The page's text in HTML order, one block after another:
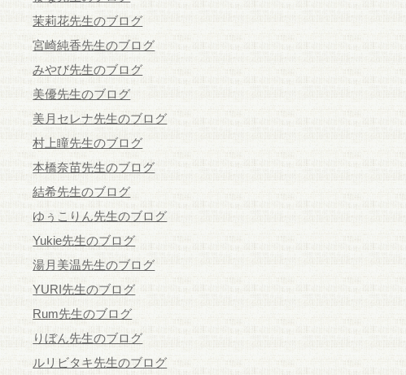
茉莉花先生のブログ
宮崎純香先生のブログ
みやび先生のブログ
美優先生のブログ
美月セレナ先生のブログ
村上瞳先生のブログ
本橋奈苗先生のブログ
結希先生のブログ
ゆぅこりん先生のブログ
Yukie先生のブログ
湯月美温先生のブログ
YURI先生のブログ
Rum先生のブログ
りぼん先生のブログ
ルリビタキ先生のブログ